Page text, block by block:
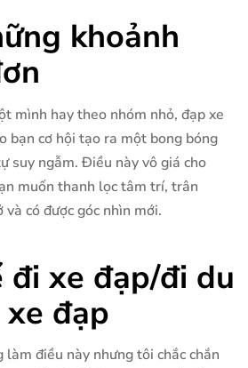
khoảnh
mình hay theo nhóm nhỏ, đạp xe
bạn cơ hội tạo ra một bong bóng
suy ngẫm. Điều này vô giá cho
muốn thanh lọc tâm trí, trân
có được góc nhìn mới.
đi xe đạp/đi du
đạp
làm điều này nhưng tôi chắc chắn